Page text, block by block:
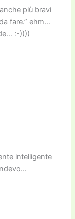
più bravi
fare.” ehm…
:-))))
intelligente